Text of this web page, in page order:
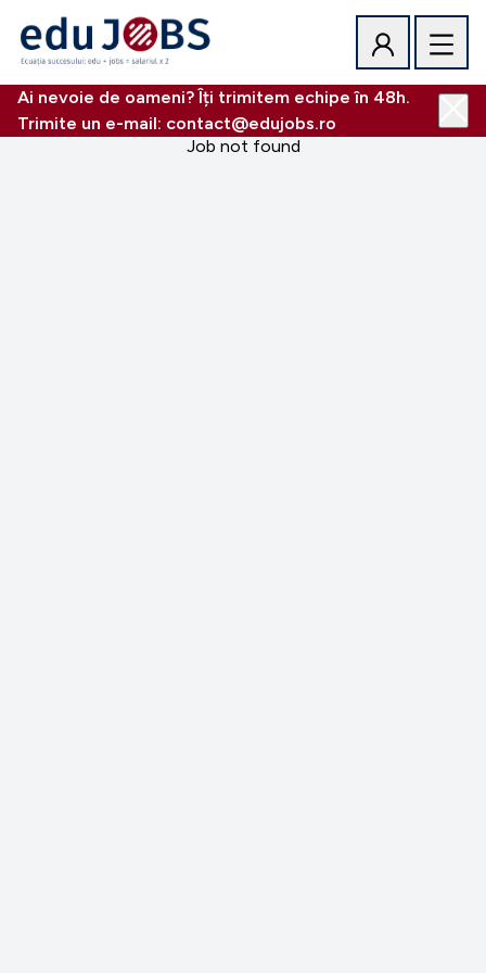
Ai nevoie de oameni? Îți trimitem echipe în 48h.
Trimite un e-mail: contact@edujobs.ro
Job not found